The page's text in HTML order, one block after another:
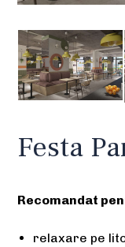
Festa
Recomandat
relaxare pe